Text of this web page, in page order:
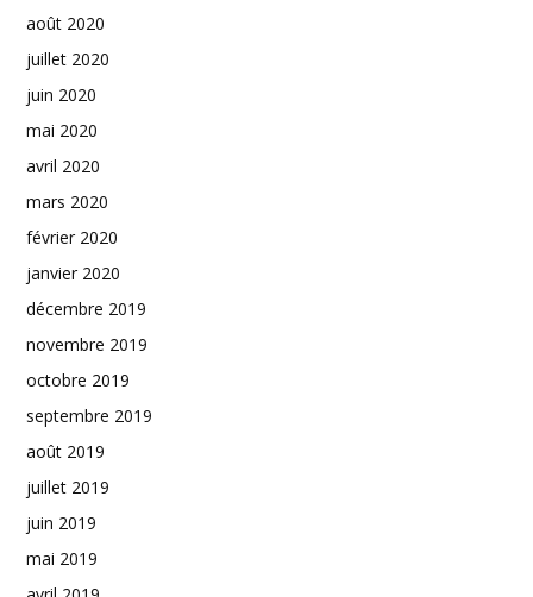
août 2020
juillet 2020
juin 2020
mai 2020
avril 2020
mars 2020
février 2020
janvier 2020
décembre 2019
novembre 2019
octobre 2019
septembre 2019
août 2019
juillet 2019
juin 2019
mai 2019